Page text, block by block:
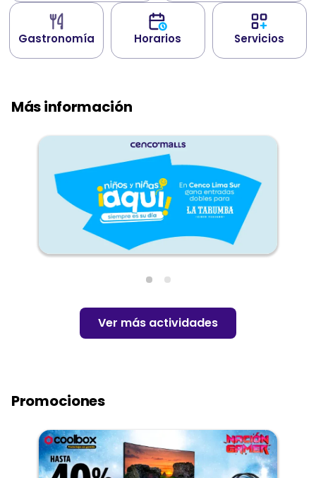
Gastronomía Horarios Servicios
Más información
Ver más actividades
Promociones